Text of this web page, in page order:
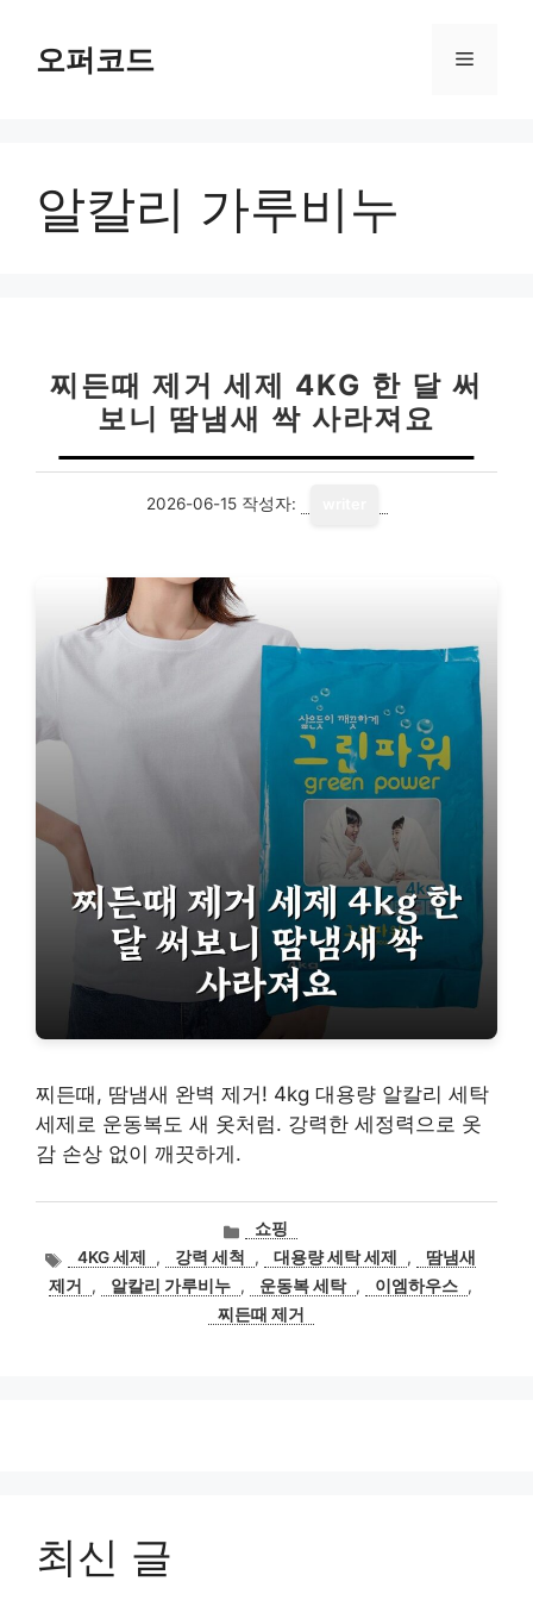
오퍼코드 메
알칼리 가루비누
찌든때 제거 세제 4KG 한 달 써
보니 땀냄새 싹 사라져요
2026-06-15 작성자:
찌든때, 땀냄새 완벽 제거! 4kg 대용량 알칼리 세탁
세제로 운동복도 새 옷처럼. 강력한 세정력으로 옷
감 손상 없이 깨끗하게.
카
고
리
쇼핑
태
그
4KG 세제 , 강력 세척 , 대용량 세탁 세제 ,
땀냄새
제거
, 알칼리 가루비누 , 운동복 세탁 , 이엠하우스 ,
찌든때 제거
최신 글